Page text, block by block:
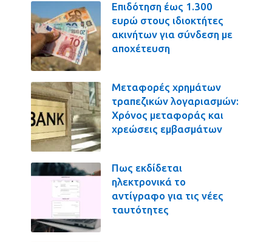
Επιδότηση έως 1.300
ευρώ στους ιδιοκτήτες
ακινήτων για σύνδεση με
αποχέτευση
Μεταφορές χρημάτων
τραπεζικών λογαριασμών:
Χρόνος μεταφοράς και
χρεώσεις εμβασμάτων
Πως εκδίδεται
ηλεκτρονικά το
αντίγραφο για τις νέες
ταυτότητες